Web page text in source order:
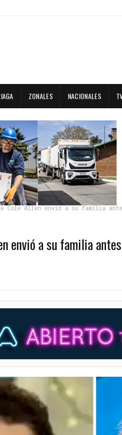
ZONALES NACIONALES
Cole Allen envió a su familia
envió a su familia